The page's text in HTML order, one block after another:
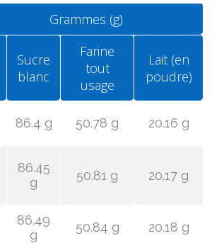
Grammes (g)
Sucre
blanc
Farine
tout
usage
Lait (en
poudre)
86.4 g 50.78 g 20.16 g
86.45
g
50.81 g 20.17 g
86.49
g
50.84 g 20.18 g